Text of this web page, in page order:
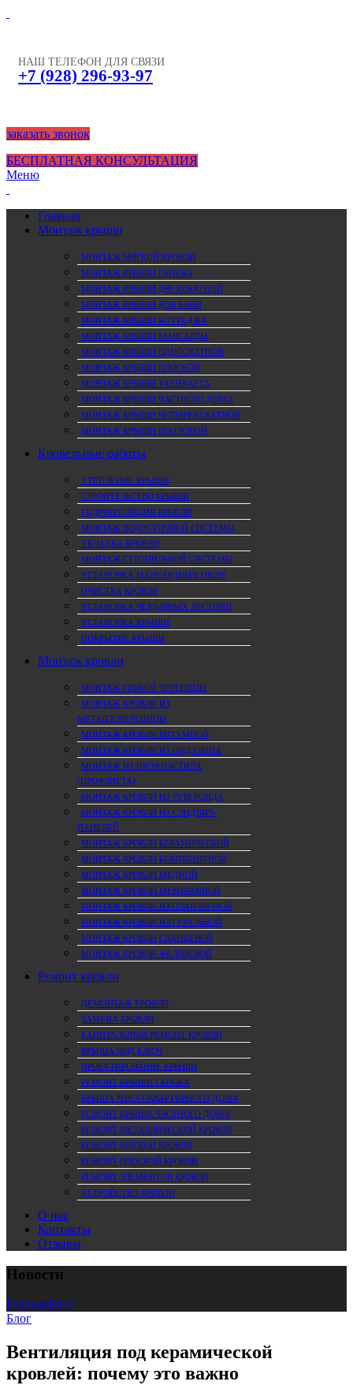
НАШ ТЕЛЕФОН ДЛЯ СВЯЗИ
+7 (928) 296-93-97
заказать звонок
БЕСПЛАТНАЯ КОНСУЛЬТАЦИЯ
Меню
Главная
Монтаж крыши
МОНТАЖ МЯГКОЙ КРОВЛИ
МОНТАЖ КРЫШИ ГАРАЖА
МОНТАЖ КРЫШИ ДВУХСКАТНОЙ
МОНТАЖ КРЫШИ ДЛЯ БАНИ
МОНТАЖ КРЫШИ КОТТЕДЖА
МОНТАЖ КРЫШИ МАНСАРДЫ
МОНТАЖ КРЫШИ ОДНОСКАТНОЙ
МОНТАЖ КРЫШИ ПЛОСКОЙ
МОНТАЖ КРЫШИ ТАУНХАУСА
МОНТАЖ КРЫШИ ЧАСТНОГО ДОМА
МОНТАЖ КРЫШИ ЧЕТЫРЕХСКАТНОЙ
МОНТАЖ КРЫШИ ШАТРОВОЙ
Кровельные работы
УТЕПЛЕНИЕ КРЫШИ
СТРОИТЕЛЬСТВО КРЫШИ
ГИДРОИЗОЛЯЦИЯ КРОВЛИ
МОНТАЖ ВОДОСТОЧНОЙ СИСТЕМЫ
УКЛАДКА КРОВЛИ
МОНТАЖ СТРОПИЛЬНОЙ СИСТЕМЫ
УСТАНОВКА МАНСАРДНЫХ ОКОН
ОЧИСТКА КРОВЛИ
УСТАНОВКА ЧЕРДАЧНЫХ ЛЕСТНИЦ
УСТАНОВКА КРЫШИ
ПОКРЫТИЕ КРЫШИ
Монтаж кровли
МОНТАЖ ГИБКОЙ ЧЕРЕПИЦЫ
МОНТАЖ КРОВЛИ ИЗ
МЕТАЛЛОЧЕРЕПИЦЫ
МОНТАЖ КРОВЛИ БИТУМНОЙ
МОНТАЖ КРОВЛИ ИЗ ОНДУЛИНА
МОНТАЖ ИЗ ПРОФНАСТИЛА
(ПРОФЛИСТА)
МОНТАЖ КРОВЛИ ИЗ РУБЕРОИДА
МОНТАЖ КРОВЛИ ИЗ СЭНДВИЧ-
ПАНЕЛЕЙ
МОНТАЖ КРОВЛИ КЕРАМИЧЕСКОЙ
МОНТАЖ КРОВЛИ КОМПОЗИТНОЙ
МОНТАЖ КРОВЛИ МЕДНОЙ
МОНТАЖ КРОВЛИ МЕМБРАННОЙ
МОНТАЖ КРОВЛИ НАПЛАВЛЯЕМОЙ
МОНТАЖ КРОВЛИ НАТУРАЛЬНОЙ
МОНТАЖ КРОВЛИ СЛАНЦЕВОЙ
МОНТАЖ КРОВЛИ ФАЛЬЦЕВОЙ
Ремонт кровли
ДЕМОНТАЖ КРОВЛИ
ЗАМЕНА КРОВЛИ
КАПИТАЛЬНЫЙ РЕМОНТ КРОВЛИ
КРЫША ПОД КЛЮЧ
ПРОЕКТИРОВАНИЕ КРЫШИ
РЕМОНТ КРЫШИ ГАРАЖА
КРЫША МНОГОКВАРТИРНОГО ДОМА
РЕМОНТ КРЫШИ ЧАСТНОГО ДОМА
РЕМОНТ МЕТАЛЛИЧЕСКОЙ КРОВЛИ
РЕМОНТ МЯГКОЙ КРОВЛИ
РЕМОНТ ПЛОСКОЙ КРОВЛИ
РЕМОНТ ЭЛЕМЕНТОВ КРОВЛИ
УСТРОЙСТВО КРОВЛИ
О нас
Контакты
Отзывы
Новости
ГлавнаяБлог
Блог
Вентиляция под керамической
кровлей: почему это важно